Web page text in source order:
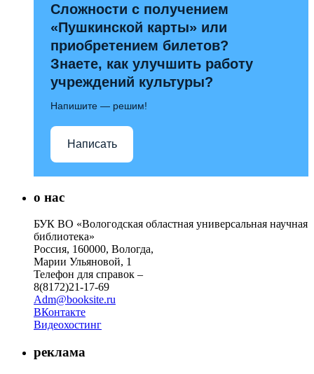
Сложности с получением
«Пушкинской карты» или
приобретением билетов?
Знаете, как улучшить работу
учреждений культуры?
Напишите — решим!
Написать
о нас
БУК ВО «Вологодская областная универсальная научная
библиотека»
Россия, 160000, Вологда,
Марии Ульяновой, 1
Телефон для справок –
8(8172)21-17-69
Adm@booksite.ru
ВКонтакте
Видеохостинг
реклама